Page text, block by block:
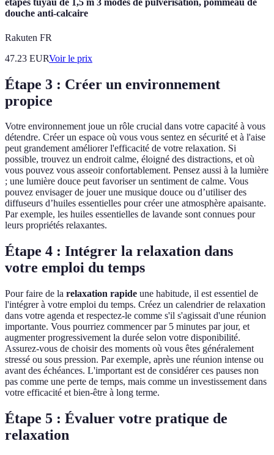
étapes tuyau de 1,5 m 3 modes de pulvérisation, pommeau de
douche anti-calcaire
Rakuten FR
47.23 EURVoir le prix
Étape 3 : Créer un environnement
propice
Votre environnement joue un rôle crucial dans votre capacité à vous
détendre. Créer un espace où vous vous sentez en sécurité et à l'aise
peut grandement améliorer l'efficacité de votre relaxation. Si
possible, trouvez un endroit calme, éloigné des distractions, et où
vous pouvez vous asseoir confortablement. Pensez aussi à la lumière
; une lumière douce peut favoriser un sentiment de calme. Vous
pouvez envisager de jouer une musique douce ou d’utiliser des
diffuseurs d’huiles essentielles pour créer une atmosphère apaisante.
Par exemple, les huiles essentielles de lavande sont connues pour
leurs propriétés relaxantes.
Étape 4 : Intégrer la relaxation dans
votre emploi du temps
Pour faire de la relaxation rapide une habitude, il est essentiel de
l'intégrer à votre emploi du temps. Créez un calendrier de relaxation
dans votre agenda et respectez-le comme s'il s'agissait d'une réunion
importante. Vous pourriez commencer par 5 minutes par jour, et
augmenter progressivement la durée selon votre disponibilité.
Assurez-vous de choisir des moments où vous êtes généralement
stressé ou sous pression. Par exemple, après une réunion intense ou
avant des échéances. L'important est de considérer ces pauses non
pas comme une perte de temps, mais comme un investissement dans
votre efficacité et bien-être à long terme.
Étape 5 : Évaluer votre pratique de
relaxation